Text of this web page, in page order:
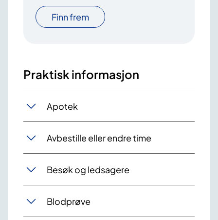
Finn frem
Praktisk informasjon
Apotek
Avbestille eller endre time
Besøk og ledsagere
Blodprøve